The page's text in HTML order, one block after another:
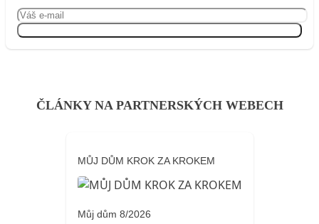
ČLÁNKY NA PARTNERSKÝCH WEBECH
MŮJ DŮM KROK ZA KROKEM
Můj dům 8/2026